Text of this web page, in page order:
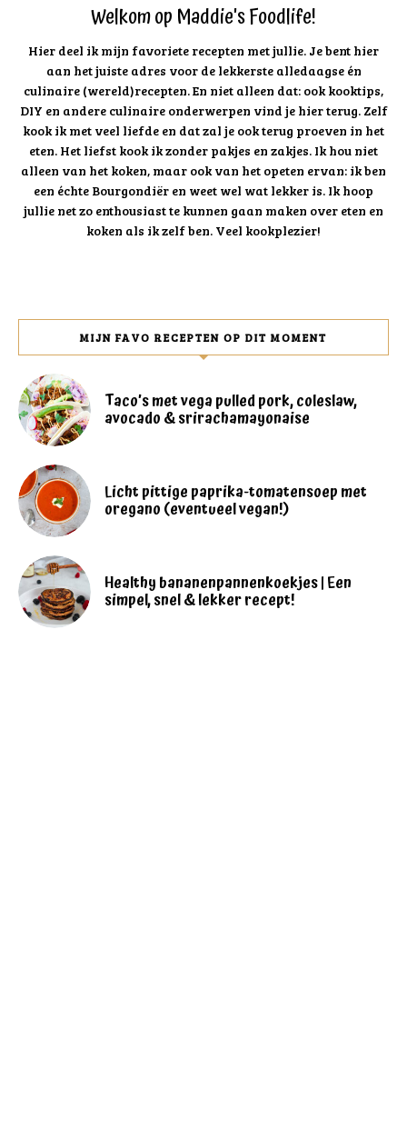
Welkom op Maddie's Foodlife!
Hier deel ik mijn favoriete recepten met jullie. Je bent hier
aan het juiste adres voor de lekkerste alledaagse én
culinaire (wereld)recepten. En niet alleen dat: ook kooktips,
DIY en andere culinaire onderwerpen vind je hier terug. Zelf
kook ik met veel liefde en dat zal je ook terug proeven in het
eten. Het liefst kook ik zonder pakjes en zakjes. Ik hou niet
alleen van het koken, maar ook van het opeten ervan: ik ben
een échte Bourgondiër en weet wel wat lekker is. Ik hoop
jullie net zo enthousiast te kunnen gaan maken over eten en
koken als ik zelf ben. Veel kookplezier!
MIJN FAVO RECEPTEN OP DIT MOMENT
Taco’s met vega pulled pork, coleslaw,
avocado & srirachamayonaise
Licht pittige paprika-tomatensoep met
oregano (eventueel vegan!)
Healthy bananenpannenkoekjes | Een
simpel, snel & lekker recept!